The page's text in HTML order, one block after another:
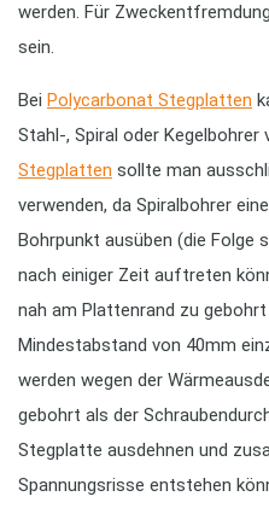
werden. Für
sein.
Bei Polycarbonat Stegplatten
Stahl-, Spiral oder Kegelbohrer
Stegplatten sollte man
verwenden, da Spiralbohrer
Bohrpunkt ausüben (die Folge
nach einiger Zeit auftreten
nah am Plattenrand zu
Mindestabstand von 40mm
werden wegen der
gebohrt als der
Stegplatte ausdehnen und
Spannungsrisse entstehen